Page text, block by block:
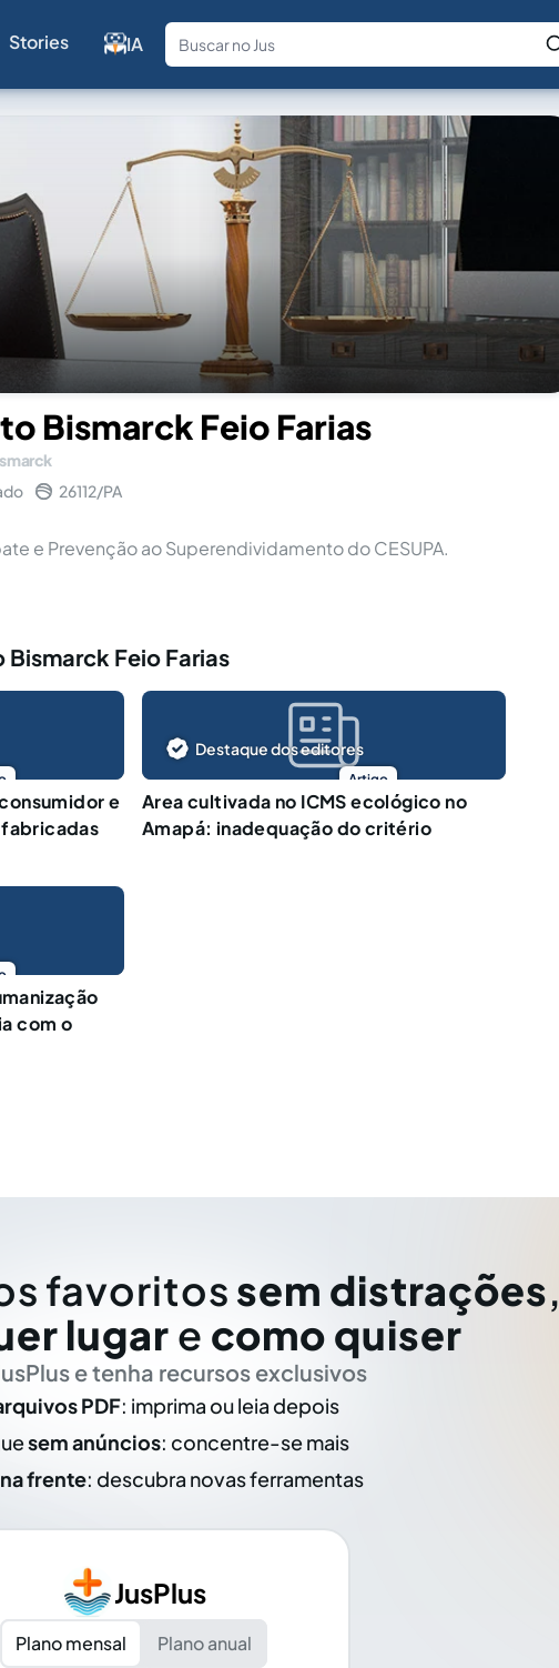
Stories IA
Fale com a IA Buscar no Jus
Bismarck Feio Farias
26112/PA
e Prevenção ao Superendividamento do CESUPA.
Feio Farias
e
Artigo
Destaque dos editores
Area cultivada no ICMS ecológico no
Amapá: inadequação do critério
com o
favoritos sem distrações,
lugar e como quiser
e tenha recursos exclusivos
PDF: imprima ou leia depois
sem anúncios: concentre-se mais
na frente: descubra novas ferramentas
JusPlus
Plano mensal
Plano anual